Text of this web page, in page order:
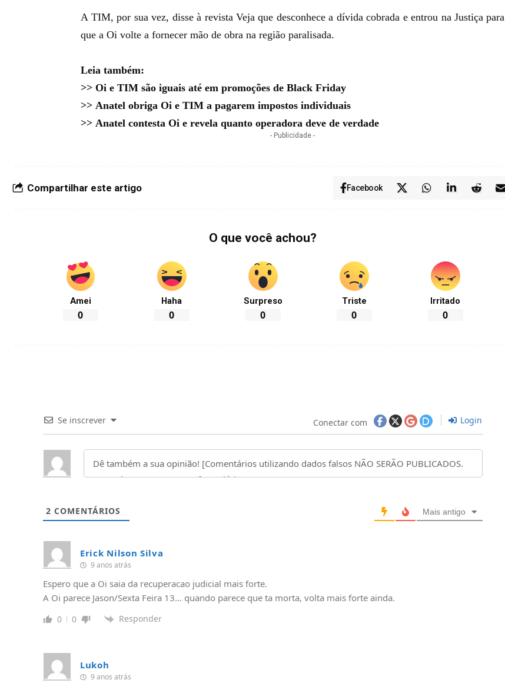
A TIM, por sua vez, disse à revista Veja que desconhece a dívida cobrada e entrou na Justiça para
que a Oi volte a fornecer mão de obra na região paralisada.
Leia também:
>> Oi e TIM são iguais até em promoções de Black Friday
>>Anatel obriga Oi e TIM a pagarem impostos individuais
>>Anatel contesta Oi e revela quanto operadora deve de verdade
- Publicidade -
Compartilhar este artigo Facebook
O que você achou?
Amei
0
Haha
0
Surpreso
0
Triste
0
Irritado
0
Se inscrever Conectar com Login
2 COMENTÁRIOS Mais antigo
Erick Nilson Silva
9 anos atrás
Espero que a Oi saia da recuperacao judicial mais forte.
A Oi parece Jason/Sexta Feira 13… quando parece que ta morta, volta mais forte ainda.
0 0 Responder
Lukoh
9 anos atrás